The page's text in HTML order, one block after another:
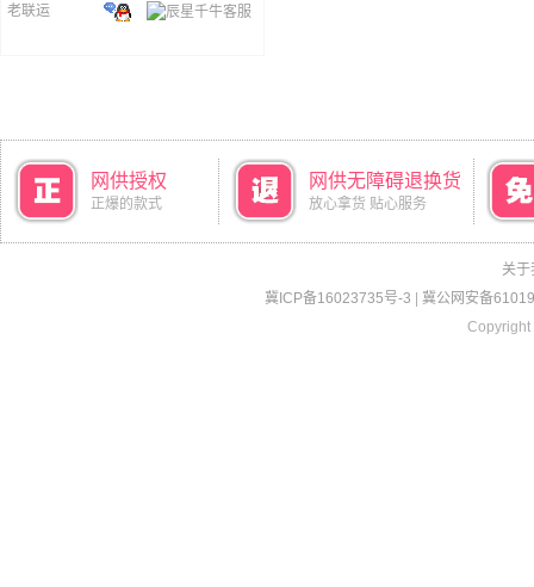
老联运
网供授权
正爆的款式
网供无障碍退换货
放心拿货 贴心服务
关于
冀ICP备16023735号-3
冀公网安备